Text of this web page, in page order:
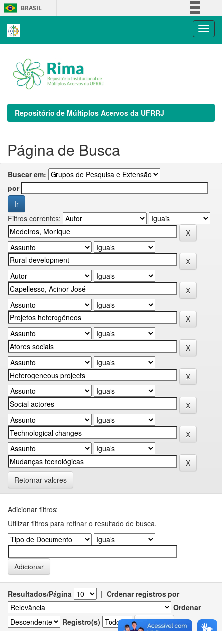
Skip
navigation
BRASIL
Repositório de Múltiplos Acervos da UFRRJ
Página de Busca
Buscar em:
por
Filtros correntes:
Retornar valores
Adicionar filtros:
Utilizar filtros para refinar o resultado de busca.
Resultados/Página | Ordenar registros por
Ordenar
Registro(s)